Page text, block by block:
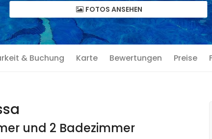
FOTOS ANSEHEN
& Buchung Karte Bewertungen Preise
und 2 Badezimmer